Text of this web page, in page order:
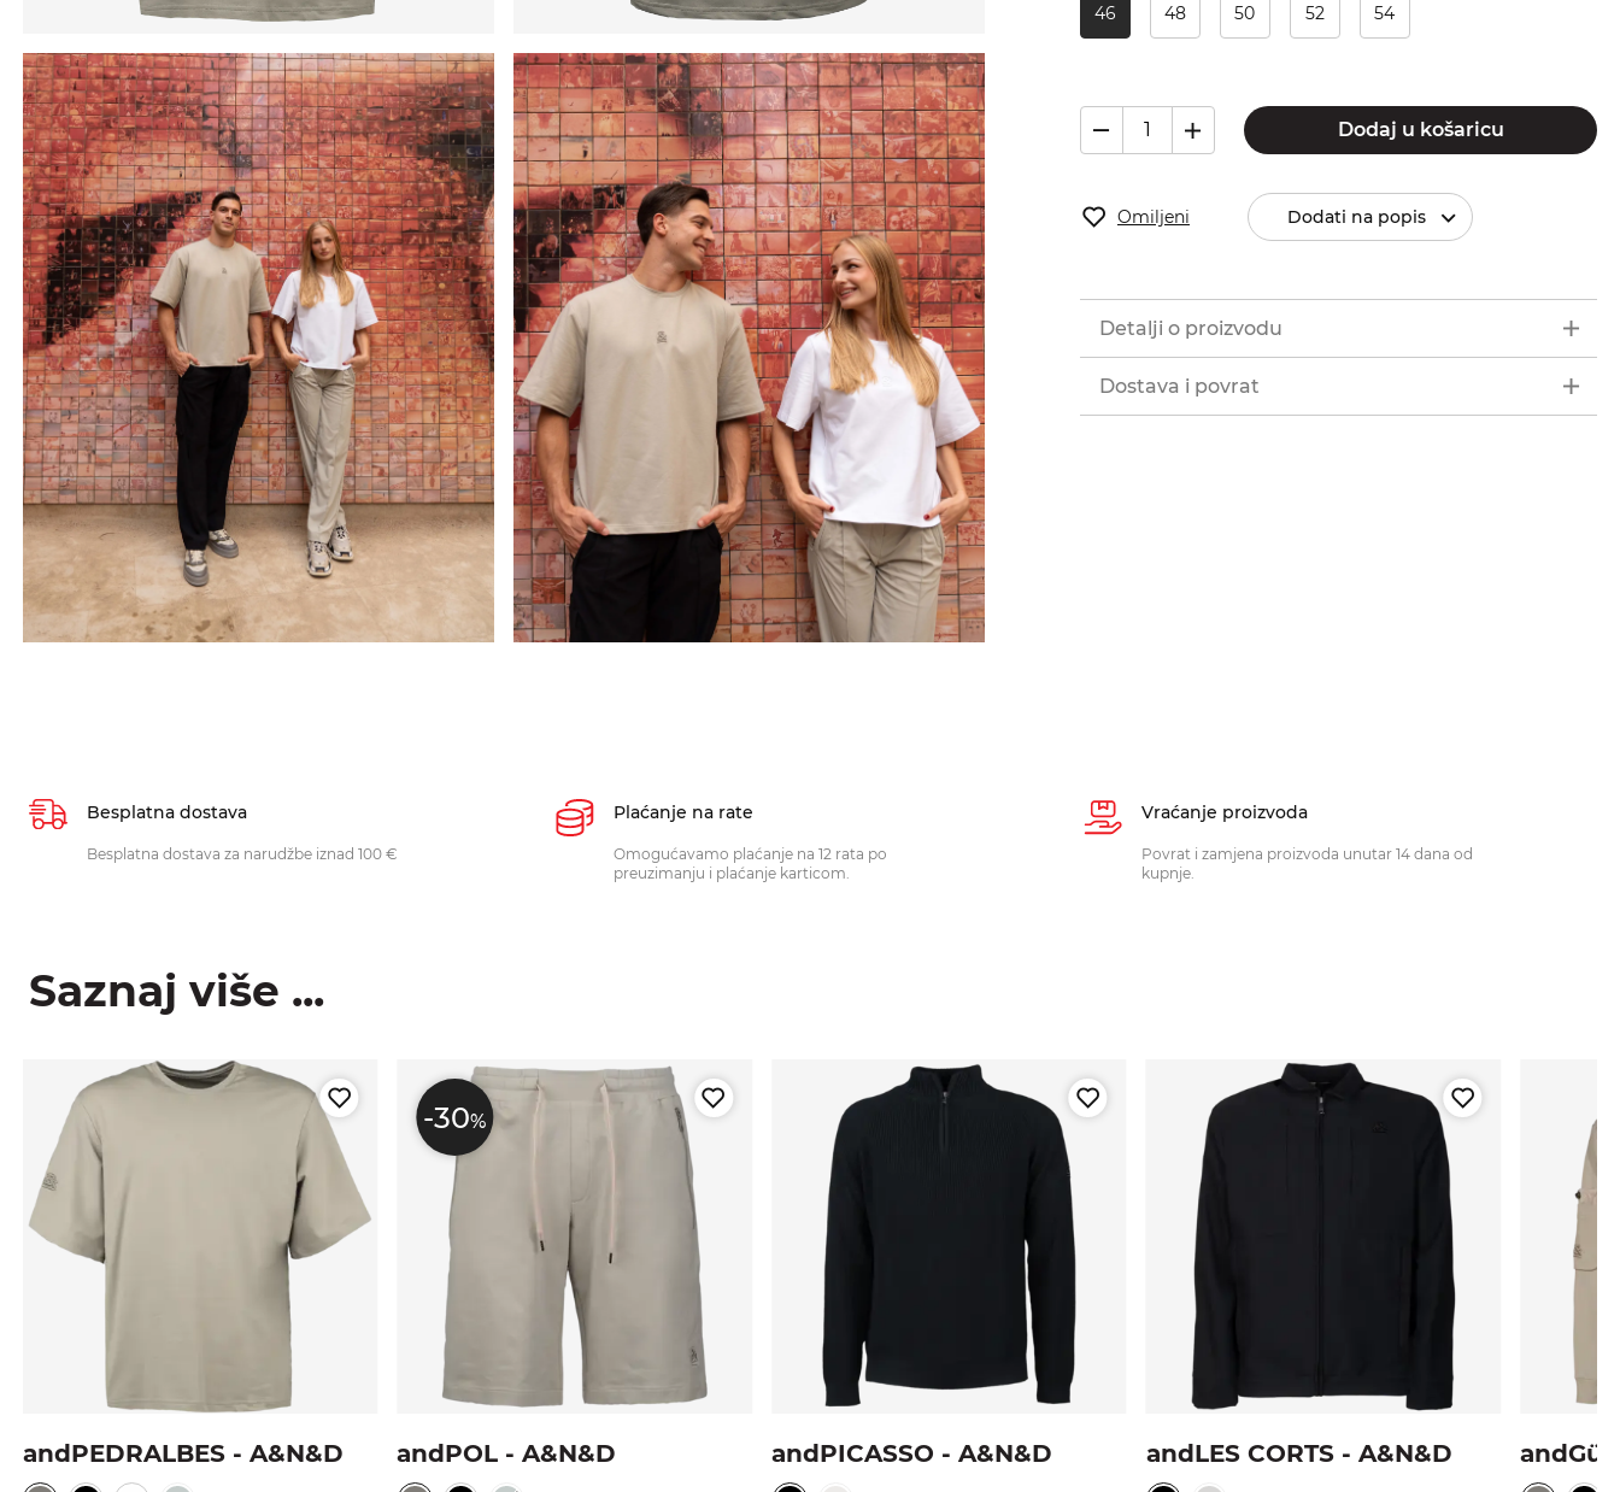
46 48 50 52 54
Dodaj u košaricu
Omiljeni Dodati na popis
Detalji o proizvodu
Dostava i povrat
Besplatna dostava
Besplatna dostava za narudžbe iznad 100 €
Plaćanje na rate
Omogućavamo plaćanje na 12 rata po
preuzimanju i plaćanje karticom.
Vraćanje proizvoda
Povrat i zamjena proizvoda unutar 14 dana od
kupnje.
Saznaj više ...
andPEDRALBES - A&N&D
-30%
andPOL - A&N&D andPICASSO - A&N&D andLES CORTS - A&N&D